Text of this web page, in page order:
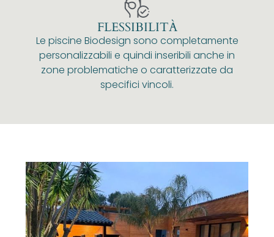
FLESSIBILITÀ
Le piscine Biodesign sono completamente
personalizzabili e quindi inseribili anche in
zone problematiche o caratterizzate da
specifici vincoli.